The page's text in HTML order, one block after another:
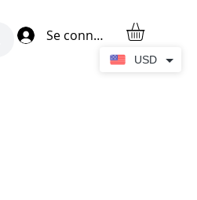
Se connecter
USD